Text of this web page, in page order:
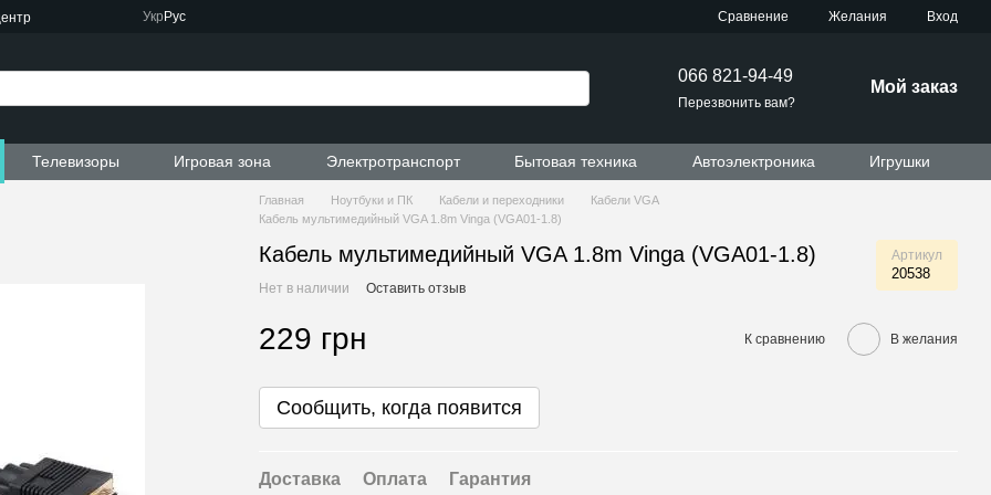
Укр Рус Сравнение Желания Вход
066 821-94-49
Перезвонить вам?
Мой заказ
Телевизоры Игровая зона Электротранспорт Бытовая техника Автоэлектроника Игрушки
Главная Ноутбуки и ПК Кабели и переходники
Кабели VGA
Кабель мультимедийный VGA 1.8m Vinga (VGA01-1.8)
Кабель мультимедийный VGA 1.8m Vinga (VGA01-1.8) Артикул
20538
Нет в наличии Оставить отзыв
229 грн К сравнению В желания
Сообщить, когда появится
Доставка Оплата
Гарантия